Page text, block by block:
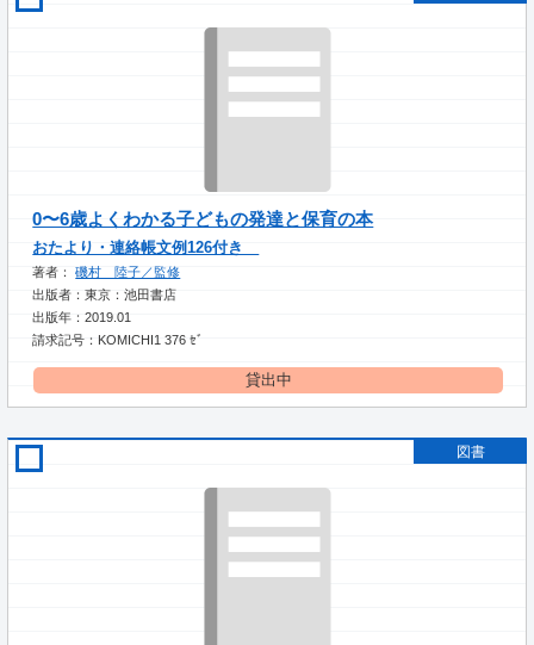
0〜6歳よくわかる子どもの発達と保育の本
おたより・連絡帳文例126付き
著者：磯村 陸子／監修
出版者：東京：池田書店
出版年：2019.01
請求記号：KOMICHI1 376 ｾﾞ
貸出中
図書